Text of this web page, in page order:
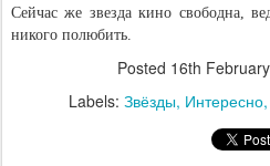
Сейчас же звезда кино свободна,
никого полюбить.
Posted 16th
Labels: Звёзды Интересно